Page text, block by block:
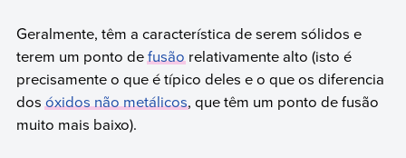
Geralmente, têm a característica de serem sólidos e
terem um ponto defusãorelativamente alto (isto é
precisamente o que é típico deles e o que os diferencia
dosóxidos não metálicos, que têm um ponto de fusão
muito mais baixo).